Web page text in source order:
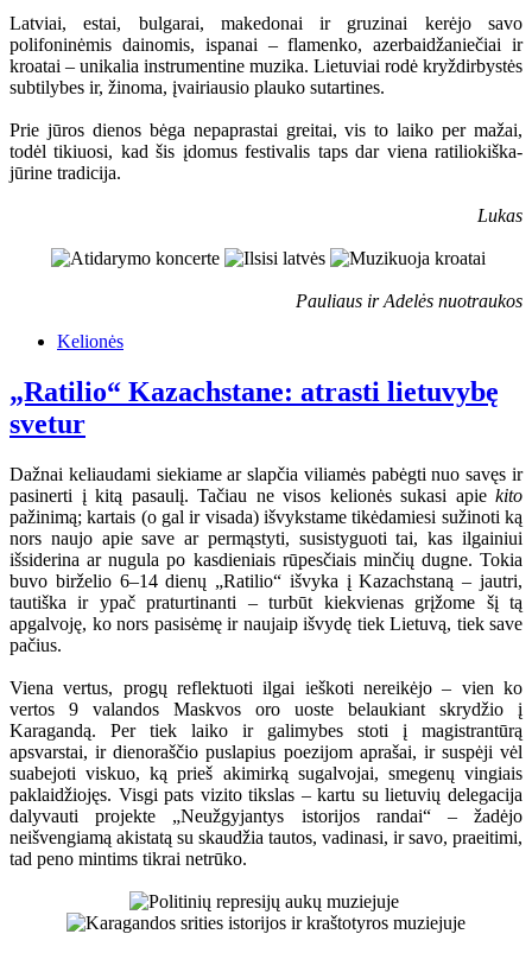
Latviai, estai, bulgarai, makedonai ir gruzinai kerėjo savo
polifoninėmis dainomis, ispanai – flamenko, azerbaidžaniečiai ir
kroatai – unikalia instrumentine muzika. Lietuviai rodė kryždirbystės
subtilybes ir, žinoma, įvairiausio plauko sutartines.
Prie jūros dienos bėga nepaprastai greitai, vis to laiko per mažai,
todėl tikiuosi, kad šis įdomus festivalis taps dar viena ratiliokiška-
jūrine tradicija.
Lukas
Pauliaus ir Adelės nuotraukos
Kelionės
„Ratilio“ Kazachstane: atrasti lietuvybę
svetur
Dažnai keliaudami siekiame ar slapčia viliamės pabėgti nuo savęs ir
pasinerti į kitą pasaulį. Tačiau ne visos kelionės sukasi apie kito
pažinimą; kartais (o gal ir visada) išvykstame tikėdamiesi sužinoti ką
nors naujo apie save ar permąstyti, susistyguoti tai, kas ilgainiui
išsiderina ar nugula po kasdieniais rūpesčiais minčių dugne. Tokia
buvo birželio 6–14 dienų „Ratilio“ išvyka į Kazachstaną – jautri,
tautiška ir ypač praturtinanti – turbūt kiekvienas grįžome šį tą
apgalvoję, ko nors pasisėmę ir naujaip išvydę tiek Lietuvą, tiek save
pačius.
Viena vertus, progų reflektuoti ilgai ieškoti nereikėjo – vien ko
vertos 9 valandos Maskvos oro uoste belaukiant skrydžio į
Karagandą. Per tiek laiko ir galimybes stoti į magistrantūrą
apsvarstai, ir dienoraščio puslapius poezijom aprašai, ir suspėji vėl
suabejoti viskuo, ką prieš akimirką sugalvojai, smegenų vingiais
paklaidžiojęs. Visgi pats vizito tikslas – kartu su lietuvių delegacija
dalyvauti projekte „Neužgyjantys istorijos randai“ – žadėjo
neišvengiamą akistatą su skaudžia tautos, vadinasi, ir savo, praeitimi,
tad peno mintims tikrai netrūko.